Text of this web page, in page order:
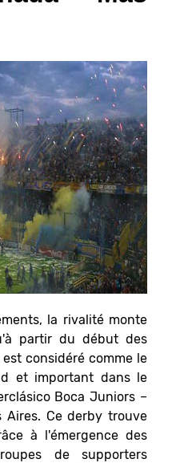
la rivalité monte
partir du début des
considéré comme le
et important dans le
Boca Juniors –
Aires. Ce derby trouve
à l'émergence des
de supporters